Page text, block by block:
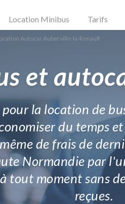
Location Minibus Tarifs
Autocar Auberville-la-Renault
et
la location de
du temps
de frais de
Normandie par
moment sans
reçues.